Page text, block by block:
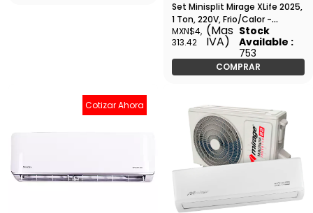
Set Minisplit Mirage XLife 2025,
1 Ton, 220V, Frio/Calor -
SETCLC121J
MXN$4,
313.42
(Mas
IVA)
Stock
Available :
753
COMPRAR
Cotizar Ahora